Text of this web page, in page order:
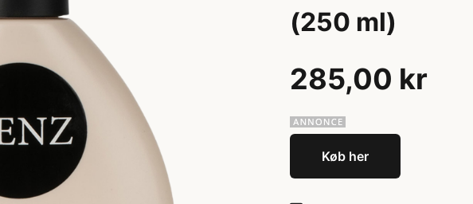
(250 ml)
285,00 kr
Køb her